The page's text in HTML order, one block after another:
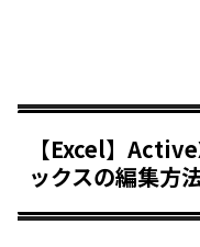
【Excel】
ックスの編集方